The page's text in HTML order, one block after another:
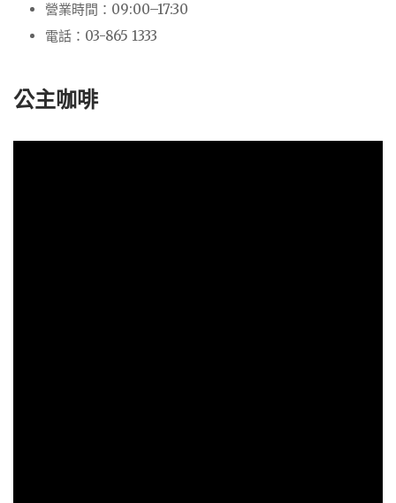
營業時間：09:00–17:30
電話： 03-865 1333
公主咖啡